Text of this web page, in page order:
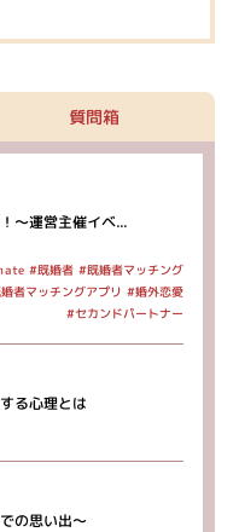
質問箱
～運営主催イベ...
#既婚者 #既婚者マッチング
者マッチングアプリ #婚外恋愛
#セカンドパートナー
る心理とは
の思い出～